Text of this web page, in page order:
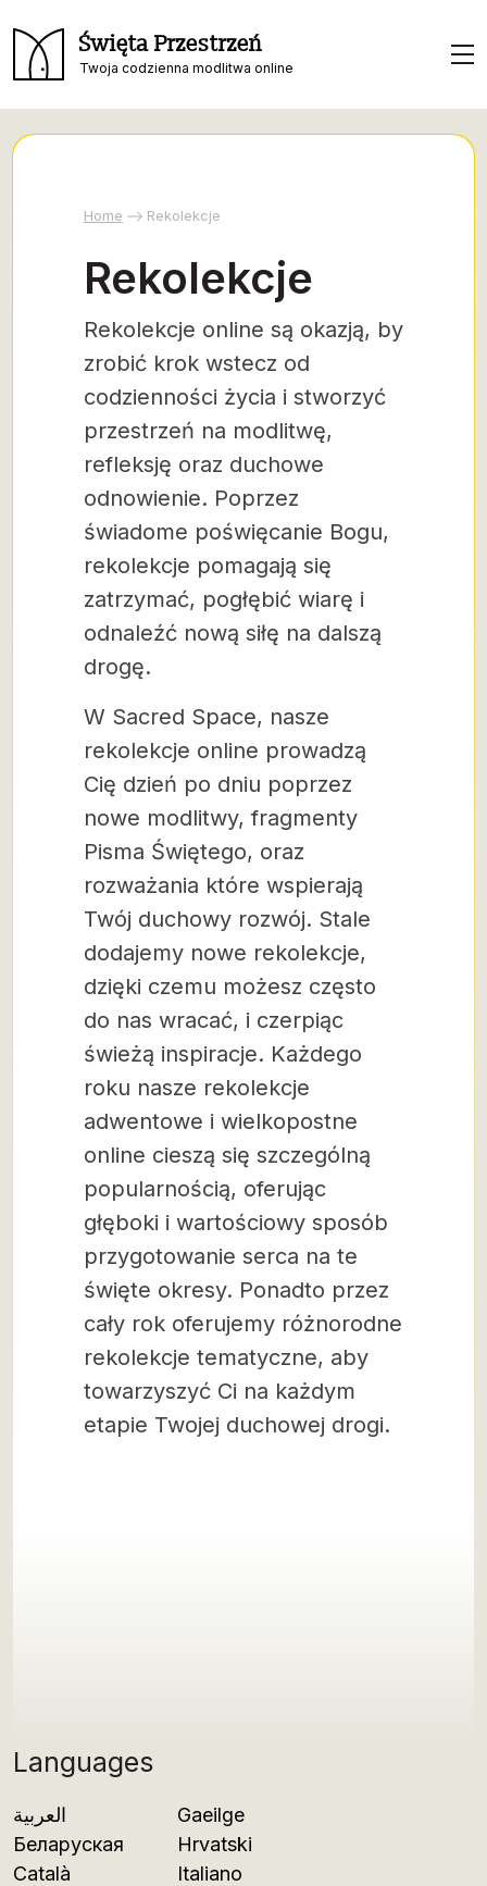
Święta Przestrzeń
Twoja codzienna modlitwa online
Languages
العربية
Беларуская
Català
Gaeilge
Hrvatski
Italiano
Home Rekolekcje
Rekolekcje
Rekolekcje online są okazją, by
zrobić krok wstecz od
codzienności życia i stworzyć
przestrzeń na modlitwę,
refleksję oraz duchowe
odnowienie. Poprzez
świadome poświęcanie Bogu,
rekolekcje pomagają się
zatrzymać, pogłębić wiarę i
odnaleźć nową siłę na dalszą
drogę.
W Sacred Space, nasze
rekolekcje online prowadzą
Cię dzień po dniu poprzez
nowe modlitwy, fragmenty
Pisma Świętego, oraz
rozważania które wspierają
Twój duchowy rozwój. Stale
dodajemy nowe rekolekcje,
dzięki czemu możesz często
do nas wracać, i czerpiąc
świeżą inspiracje. Każdego
roku nasze rekolekcje
adwentowe i wielkopostne
online cieszą się szczególną
popularnością, oferując
głęboki i wartościowy sposób
przygotowanie serca na te
święte okresy. Ponadto przez
cały rok oferujemy różnorodne
rekolekcje tematyczne, aby
towarzyszyć Ci na każdym
etapie Twojej duchowej drogi.